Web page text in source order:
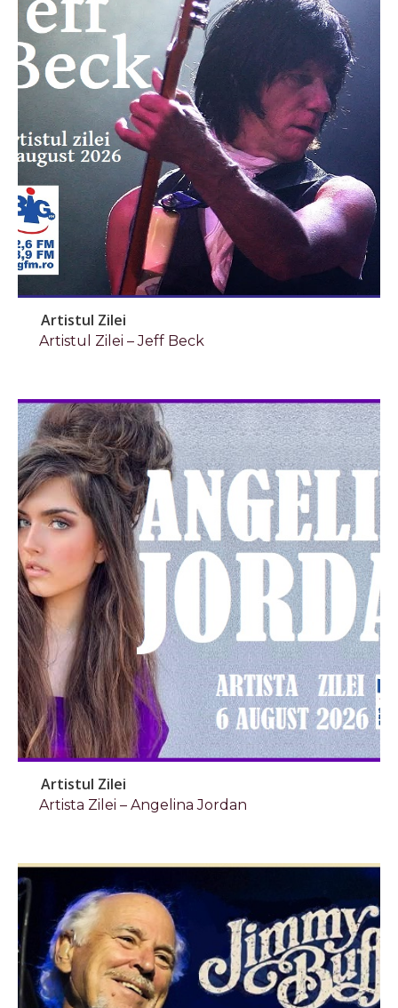
Artistul Zilei
Artistul Zilei – Jeff Beck
Artistul Zilei
Artista Zilei – Angelina Jordan